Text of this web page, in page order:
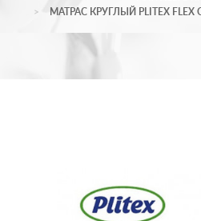
МАТРАС КРУГЛЫЙ PLITEX FLEX